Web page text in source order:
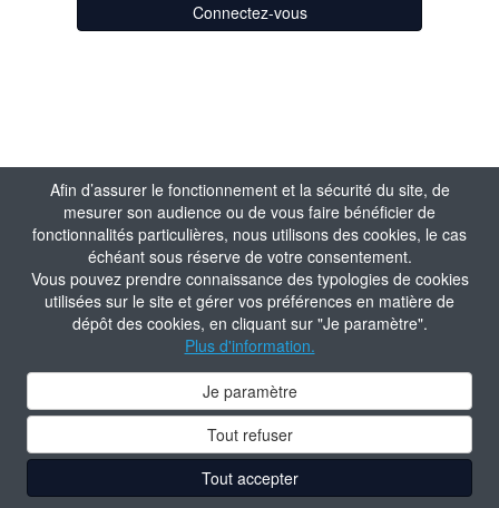
Afin d’assurer le fonctionnement et la sécurité du site, de
mesurer son audience ou de vous faire bénéficier de
fonctionnalités particulières, nous utilisons des cookies, le cas
échéant sous réserve de votre consentement.
Vous pouvez prendre connaissance des typologies de cookies
utilisées sur le site et gérer vos préférences en matière de
dépôt des cookies, en cliquant sur "Je paramètre".
Plus d'information.
Je paramètre
Tout refuser
Tout accepter
Connectez-vous